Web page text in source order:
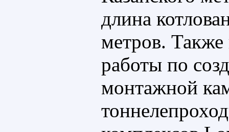
длина
метров. Также
работы по
монтажной